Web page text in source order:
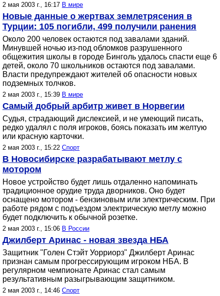
2 мая 2003 г., 16:17 В мире
Новые данные о жертвах землетрясения в
Турции: 105 погибли, 499 получили ранения
Около 200 человек остаются под завалами зданий.
Минувшей ночью из-под обломков разрушенного
общежития школы в городе Бинголь удалось спасти еще 6
детей, около 70 школьников остаются под завалами.
Власти предупреждают жителей об опасности новых
подземных толчков.
2 мая 2003 г., 15:39 В мире
Самый добрый арбитр живет в Норвегии
Судья, страдающий дислексией, и не умеющий писать,
редко удалял с поля игроков, боясь показать им желтую
или красную карточки.
2 мая 2003 г., 15:22 Спорт
В Новосибирске разрабатывают метлу с
мотором
Новое устройство будет лишь отдаленно напоминать
традиционное орудие труда дворников. Оно будет
оснащено мотором - бензиновым или электрическим. При
работе рядом с подъездом электрическую метлу можно
будет подключить к обычной розетке.
2 мая 2003 г., 15:06 В России
Джилберт Аринас - новая звезда НБА
Защитник "Голен Стэйт Уорриорз" Джилберт Аринас
признан самым прогрессирующим игроком НБА. В
регулярном чемпионате Аринас стал самым
результативным разыгрывающим защитником.
2 мая 2003 г., 14:46 Спорт